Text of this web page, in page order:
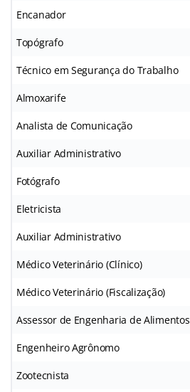
Encanador
Topógrafo
Técnico em Segurança do Trabalho
Almoxarife
Analista de Comunicação
Auxiliar Administrativo
Fotógrafo
Eletricista
Auxiliar Administrativo
Médico Veterinário (Clínico)
Médico Veterinário (Fiscalização)
Assessor de Engenharia de Alimentos
Engenheiro Agrônomo
Zootecnista